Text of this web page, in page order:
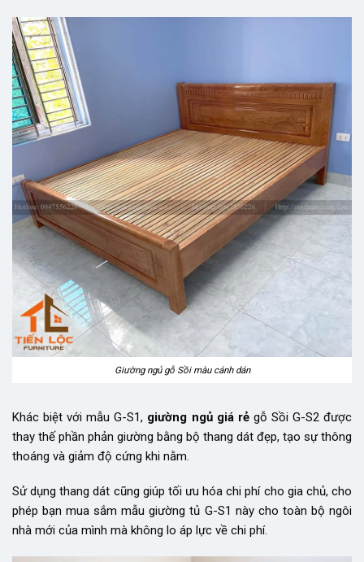
Giường ngủ gỗ Sồi màu cánh dán
Khác biệt với mẫu G-S1, giường ngủ giá rẻ gỗ Sồi G-S2 được
thay thế phần phản giường bằng bộ thang dát đẹp, tạo sự thông
thoáng và giảm độ cứng khi nằm.
Sử dụng thang dát cũng giúp tối ưu hóa chi phí cho gia chủ, cho
phép bạn mua sắm mẫu giường tủ G-S1 này cho toàn bộ ngôi
nhà mới của mình mà không lo áp lực về chi phí.